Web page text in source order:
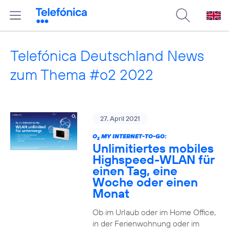
Telefónica Deutschland News
zum Thema #o2 2022
27. April 2021
O2MY INTERNET-TO-GO:
Unlimitiertes mobiles
Highspeed-WLAN für
einen Tag, eine
Woche oder einen
Monat
Ob im Urlaub oder im Home Office,
in der Ferienwohnung oder im